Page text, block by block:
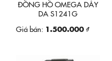
ĐỒNG HỒ OMEGA DÂY
DA S1241G
Giá bán: 1.500.000 ₫